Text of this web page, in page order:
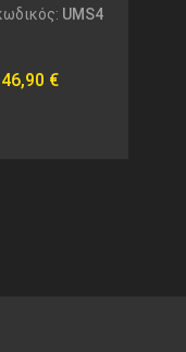
UMS4
46,90 €